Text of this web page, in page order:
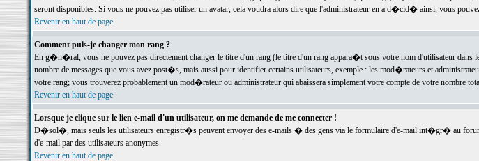
seront disponibles. Si vous ne pouvez pas utiliser un avatar, cela voudra alors dire que l'administrateur en a d�cid� ainsi, vous
Revenir en haut de page
Comment puis-je changer mon rang ?
En g�n�ral, vous ne pouvez pas directement changer le titre d'un rang (le titre d'un rang appara�t sous votre nom d'utilisateur
nombre de messages que vous avez post�s, mais aussi pour identifier certains utilisateurs, exemple : les mod�rateurs et
votre rang; vous trouverez probablement un mod�rateur ou administrateur qui abaissera simplement votre compte de votre nombre
Revenir en haut de page
Lorsque je clique sur le lien e-mail d'un utilisateur, on me demande de me connecter !
D�sol�, mais seuls les utilisateurs enregistr�s peuvent envoyer des e-mails � des gens via le formulaire d'e-mail int�gr� au
d'e-mail par des utilisateurs anonymes.
Revenir en haut de page